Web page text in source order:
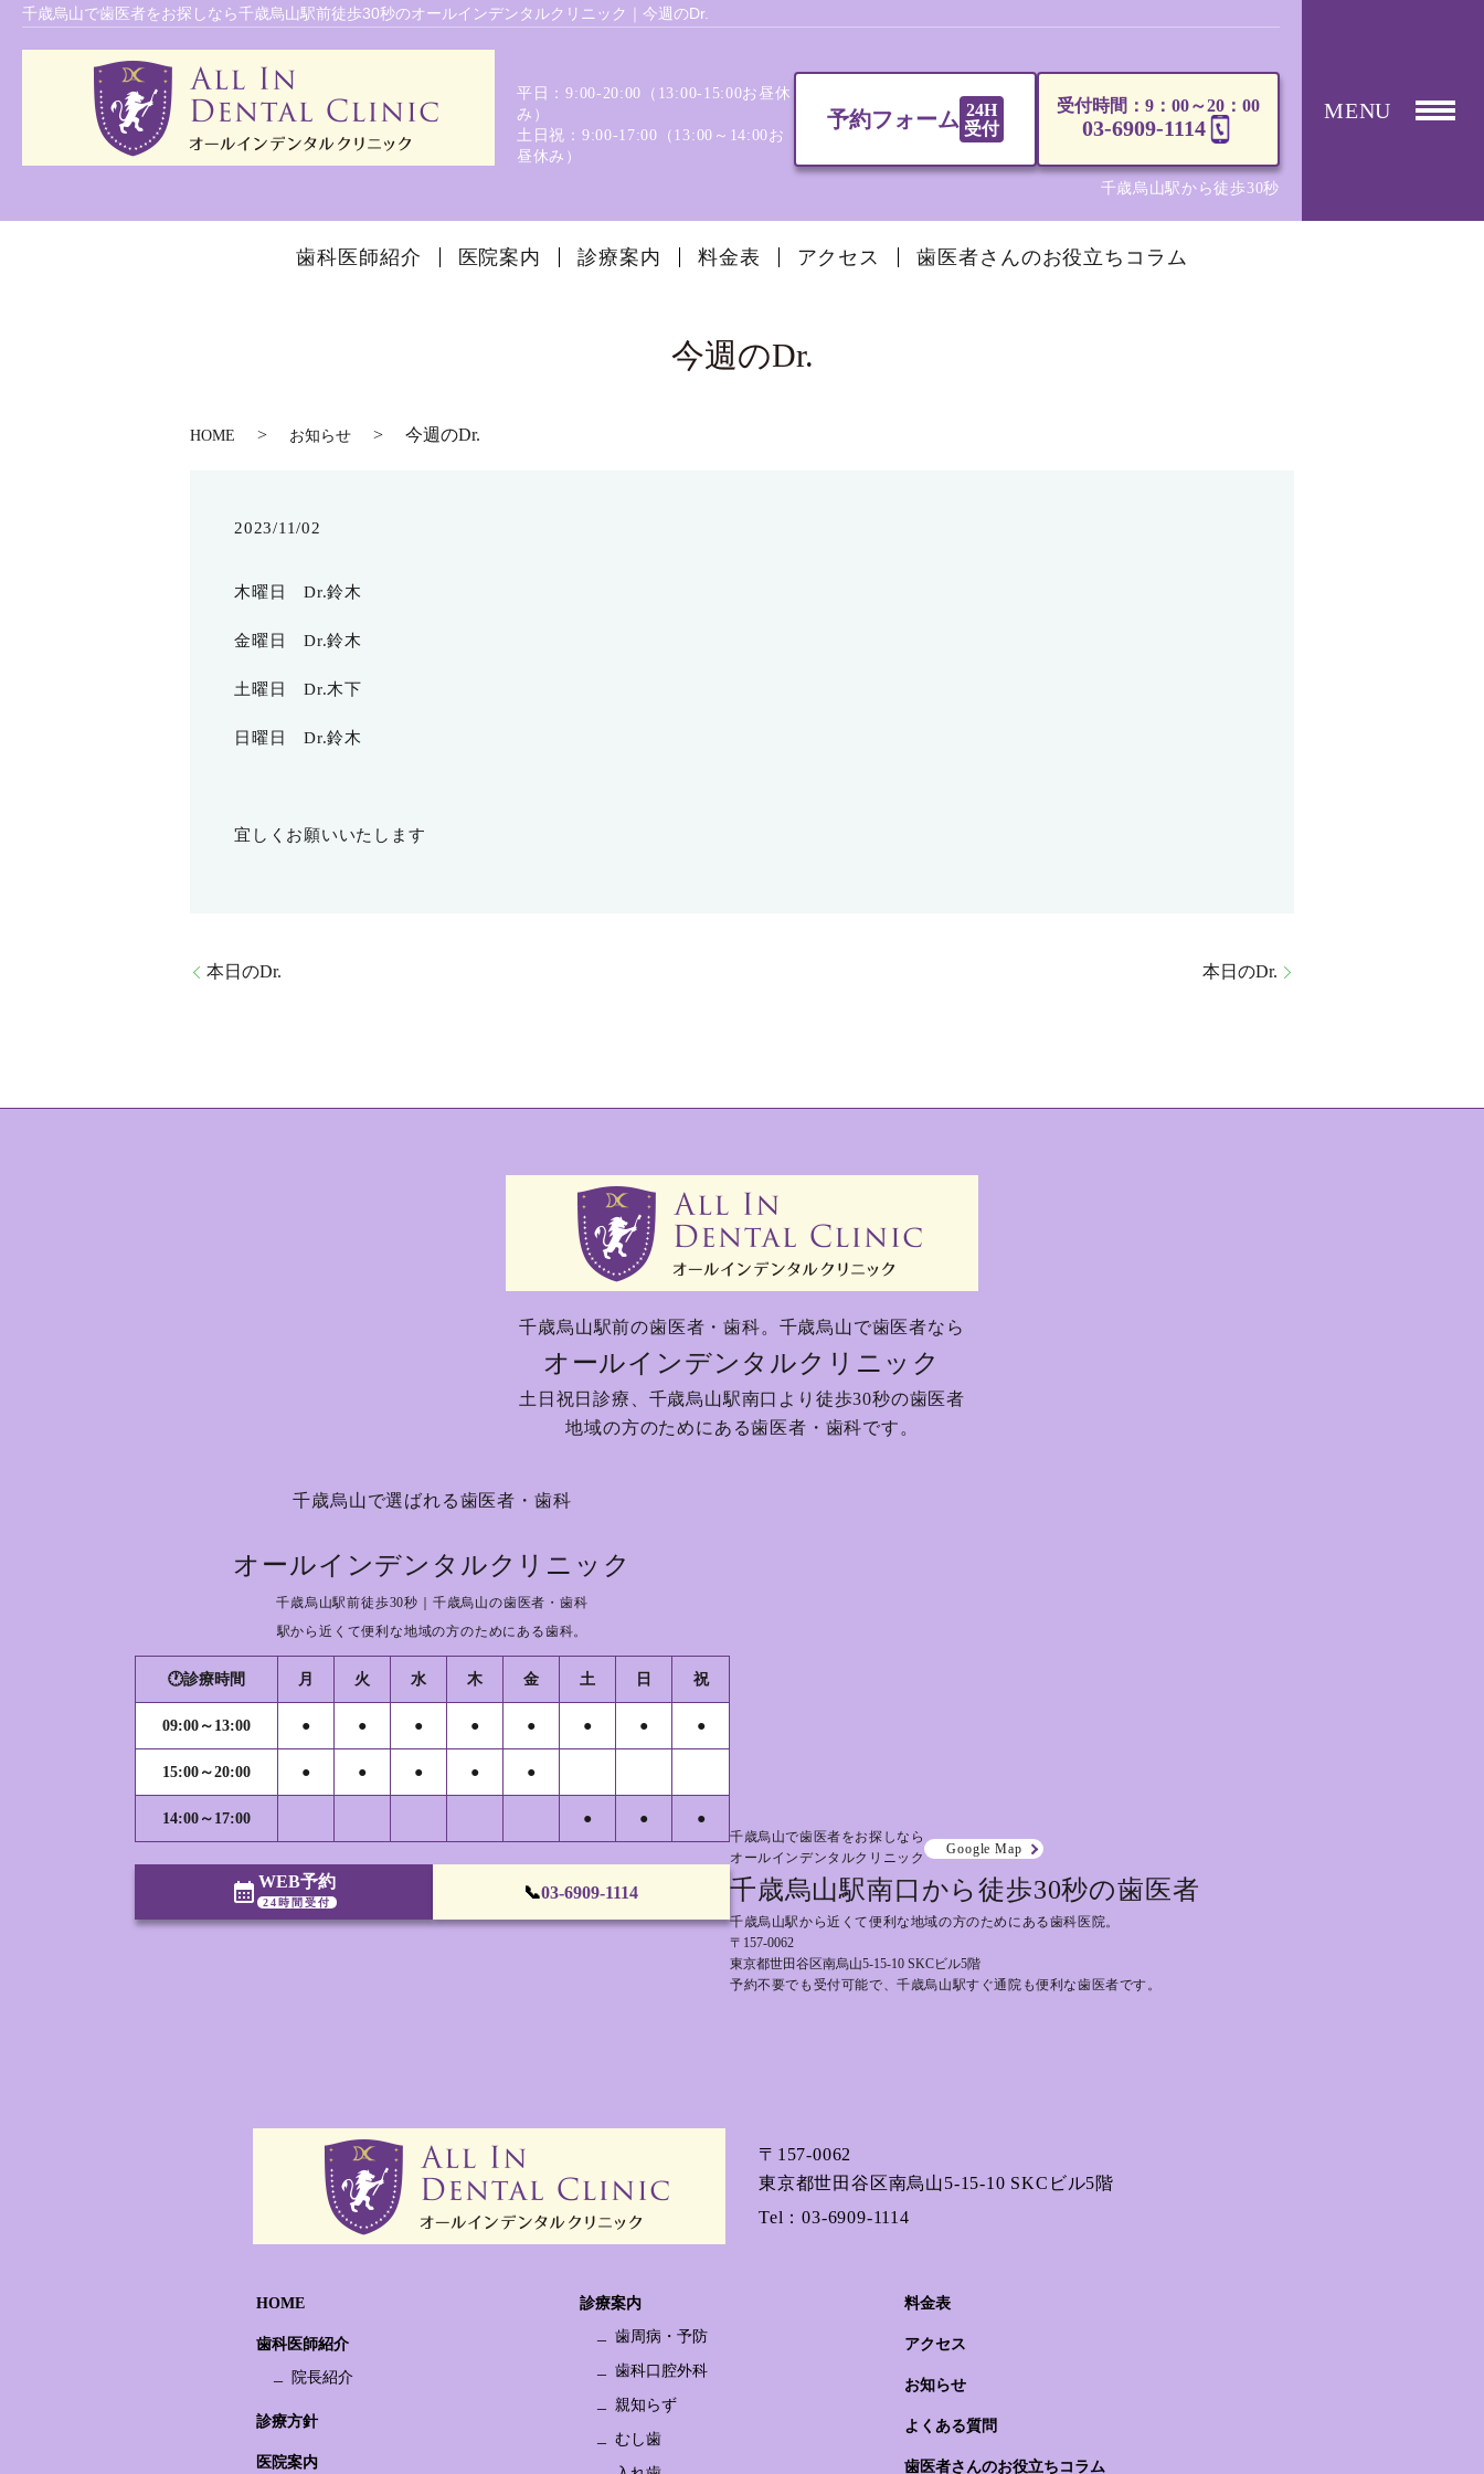
千歳烏山で歯医者をお探しなら千歳烏山駅前徒歩30秒のオールインデンタルクリニック｜今週のDr.
平日：9:00-20:00（13:00‐15:00お昼休
み）
土日祝：9:00-17:00（13:00～14:00お
昼休み）
予約フォーム 24H
受付
受付時間：9：00～20：00
03-6909-1114
千歳烏山駅から徒歩30秒
MENU
歯科医師紹介 医院案内 診療案内 料金表 アクセス 歯医者さんのお役立ちコラム
今週のDr.
HOME お知らせ 今週のDr.
2023/11/02
木曜日 Dr.鈴木
金曜日 Dr.鈴木
土曜日 Dr.木下
日曜日 Dr.鈴木
宜しくお願いいたします
本日のDr. 本日のDr.
千歳烏山駅前の歯医者・歯科。 千歳烏山で歯医者なら
オールインデンタルクリニック
土日祝日診療、 千歳烏山駅南口より徒歩30秒の歯医者
地域の方のためにある歯医者・歯科です。
千歳烏山で選ばれる歯医者・歯科
オールインデンタルクリニック
千歳烏山駅前徒歩30秒｜千歳烏山の歯医者・歯科
駅から近くて便利な地域の方のためにある歯科。
🕐診療時間 月 火 水 木 金 土 日 祝
09:00～13:00 ● ● ● ● ● ● ● ●
15:00～20:00 ● ● ● ● ●
14:00～17:00 ● ● ●
calendar_month WEB予約
24時間受付
📞03-6909-1114
千歳烏山で歯医者をお探しなら
オールインデンタルクリニック
Google Map
千歳烏山駅南口から徒歩30秒の歯医者
千歳烏山駅から近くて便利な地域の方のためにある歯科医院。
〒157-0062
東京都世田谷区南烏山5-15-10 SKCビル5階
予約不要でも受付可能で、千歳烏山駅すぐ通院も便利な歯医者です。
〒157-0062
東京都世田谷区南烏山5-15-10 SKCビル5階
Tel：03-6909-1114
HOME
歯科医師紹介
院長紹介
診療方針
医院案内
診療案内
歯周病・予防
歯科口腔外科
親知らず
むし歯
料金表
アクセス
お知らせ
よくある質問
歯医者さんのお役立ちコラム